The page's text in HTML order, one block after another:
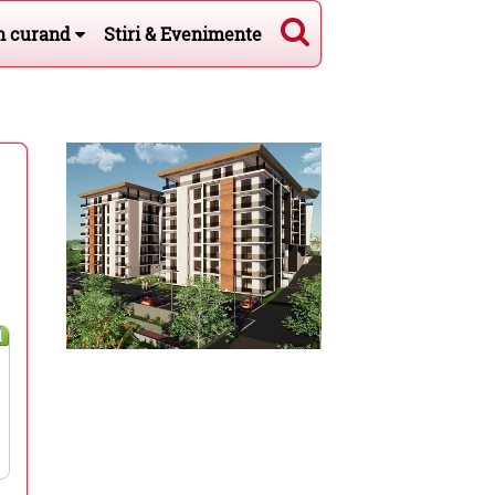
curand Stiri & Evenimente